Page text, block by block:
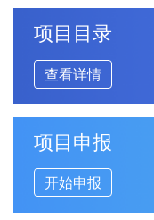
项目目录
查看详情
项目申报
开始申报